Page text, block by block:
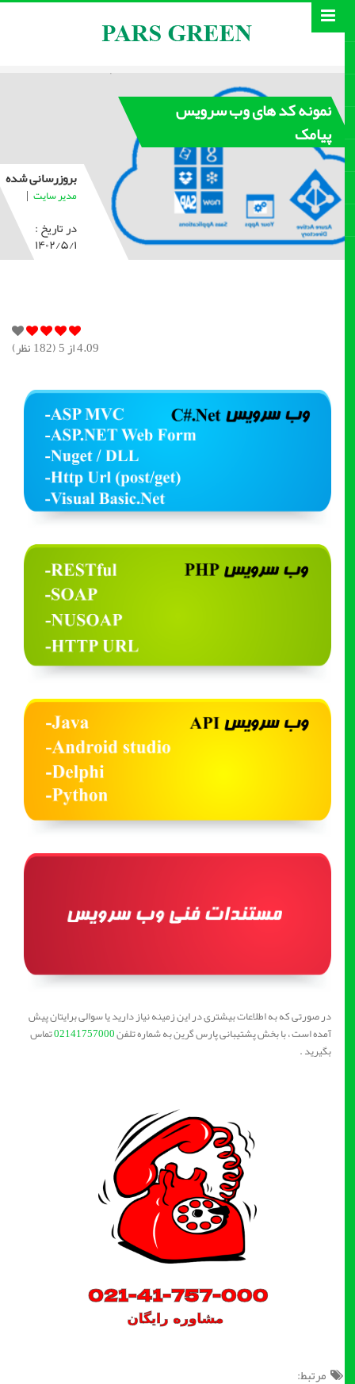
نمونه کد های وب سرویس
پیامک
بروزرسانی شده
مدیر سایت |
در تاریخ :
۱۴۰۲/۵/۱
4.09از 5 ( 182نظر)
در صورتی که به اطلاعات بیشتری در این زمینه نیاز دارید یا سوالی برایتان پیش
آمده است ، با بخش پشتیبانی پارس گرین به شماره تلفن02141757000تماس
بگیرید .
مرتبط: